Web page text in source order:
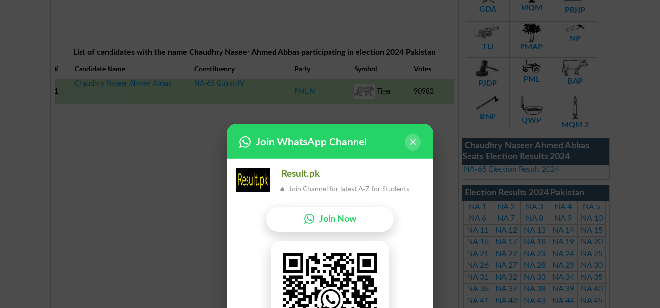
List of candidates with the name Chaudhry Naseer Ahmed Abbas participating in election 2024 Pakistan
# Candidate Name Constituency Party Symbol Votes
1
Chaudhry Naseer Ahmed Abbas
NA-65 Gujrat-IV
PML N
Tiger 90982
GDA MQM PRHP
TLI PMAP
NP
PJDP PML BAP
BNP QWP
MQM 2
Chaudhry Naseer Ahmed Abbas
Seats Election Results 2024
NA-65 Election Result 2024
Election Results 2024 Pakistan
NA 1 NA 2 NA 3 NA 4
NA 5
NA 6
NA 7 NA 8 NA 9
NA 10
NA 11
NA 12 NA 13 NA 14
NA 15
NA 16
NA 17 NA 18 NA 19
NA 20
NA 21
NA 22 NA 23 NA 24
NA 25
NA 26
NA 27 NA 28 NA 29
NA 30
NA 31
NA 32 NA 33 NA 34
NA 35
NA 36
NA 37 NA 38 NA 39
NA 40
NA 41
NA 42 NA 43 NA 44
NA 45
Join WhatsApp Channel
Result.pk
Join Channel for latest A-Z for Students
Join Now